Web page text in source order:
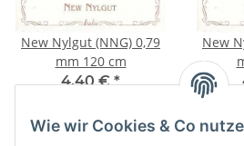
Wie wir Cookies & Co
New Nylgut (NNG) 0,79
mm 120 cm
4,40 €*
New